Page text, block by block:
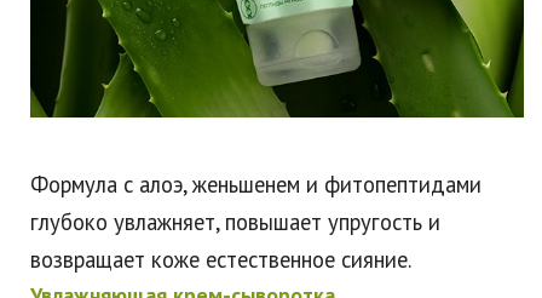
Формула с алоэ, женьшенем и фитопептидами
глубоко увлажняет, повышает упругость и
возвращает коже естественное сияние.